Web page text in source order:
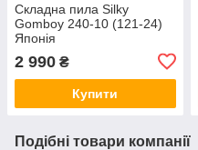
Складна пила Silky
Gomboy 240-10 (121-24)
Японія
2 990 ₴
Купити
Подібні товари компанії